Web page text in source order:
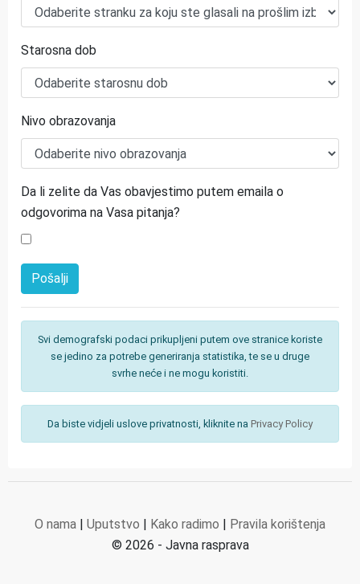
Starosna dob
Nivo obrazovanja
Da li zelite da Vas obavjestimo putem emaila o
odgovorima na Vasa pitanja?
Svi demografski podaci prikupljeni putem ove stranice koriste
se jedino za potrebe generiranja statistika, te se u druge
svrhe neće i ne mogu koristiti.
Da biste vidjeli uslove privatnosti, kliknite na Privacy Policy
O nama | Uputstvo | Kako radimo | Pravila korištenja
© 2026 - Javna rasprava